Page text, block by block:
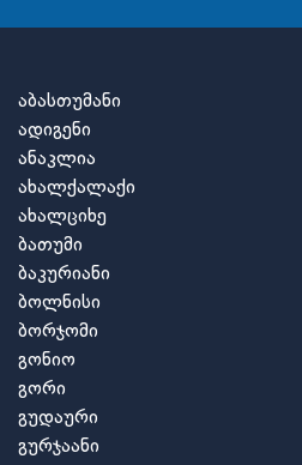
აბასთუმანი
ადიგენი
ანაკლია
ახალქალაქი
ახალციხე
ბათუმი
ბაკურიანი
ბოლნისი
ბორჯომი
გონიო
გორი
გუდაური
გურჯაანი